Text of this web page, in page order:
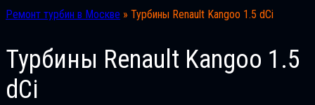
Ремонт турбин в Москве » Турбины Renault Kangoo 1.5 dCi
Турбины Renault Kangoo 1.5
dCi